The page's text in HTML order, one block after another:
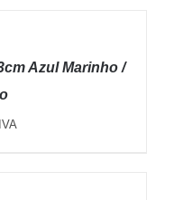
Azul Marinho /